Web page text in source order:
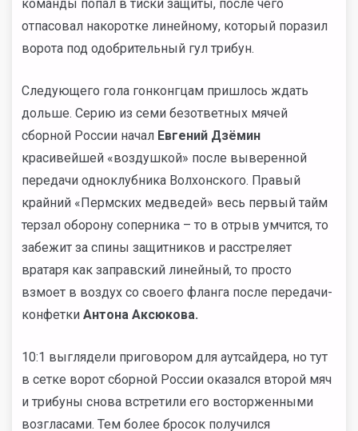
команды попал в тиски защиты, после чего
отпасовал накоротке линейному, который поразил
ворота под одобрительный гул трибун.
Следующего гола гонконгцам пришлось ждать
дольше. Серию из семи безответных мячей
сборной России начал Евгений Дзёмин
красивейшей «воздушкой» после выверенной
передачи одноклубника Волхонского. Правый
крайний «Пермских медведей» весь первый тайм
терзал оборону соперника – то в отрыв умчится, то
забежит за спины защитников и расстреляет
вратаря как заправский линейный, то просто
взмоет в воздух со своего фланга после передачи-
конфетки Антона Аксюкова.
10:1 выглядели приговором для аутсайдера, но тут
в сетке ворот сборной России оказался второй мяч
и трибуны снова встретили его восторженными
возгласами. Тем более бросок получился